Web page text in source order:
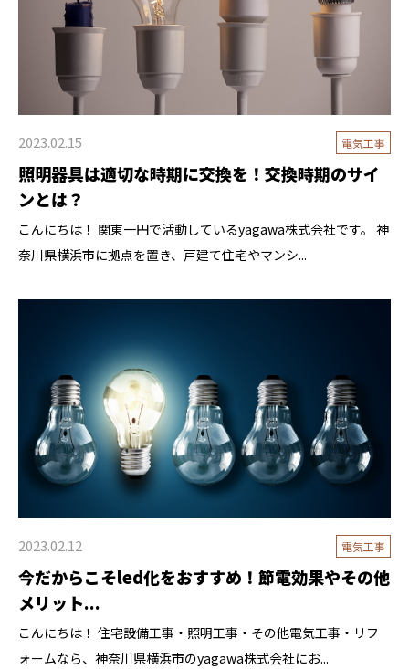
2023.02.15 電気工事
照明器具は適切な時期に交換を！交換時期のサイ
ンとは？
こんにちは！ 関東一円で活動しているyagawa株式会社です。 神
奈川県横浜市に拠点を置き、戸建て住宅やマンシ...
2023.02.12 電気工事
今だからこそled化をおすすめ！節電効果やその他
メリット...
こんにちは！ 住宅設備工事・照明工事・その他電気工事・リフ
ォームなら、神奈川県横浜市のyagawa株式会社にお...